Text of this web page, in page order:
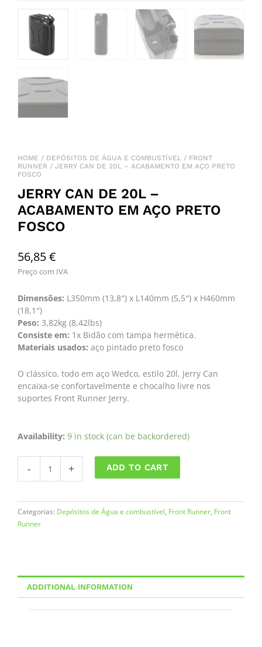
HOME / DEPÓSITOS DE ÁGUA E COMBUSTÍVEL / FRONT
RUNNER / JERRY CAN DE 20L – ACABAMENTO EM AÇO PRETO
FOSCO
JERRY CAN DE 20L –
ACABAMENTO EM AÇO PRETO
FOSCO
56,85€
Preço com IVA
Dimensões: L350mm (13,8″) x L140mm (5,5″) x H460mm
(18,1″)
Peso: 3,82kg (8,42lbs)
Consiste em: 1x Bidão com tampa hermética.
Materiais usados: aço pintado preto fosco
O clássico, todo em aço Wedco, estilo 20l, Jerry Can
encaixa-se confortavelmente e chocalho livre nos
suportes Front Runner Jerry.
Availability: 9 in stock (can be backordered)
-
Jerry
de
20L
–
em
Aço
+ ADD TO CART
Categorias: Depósitos de Água e combustível, Front Runner, Front
Runner
ADDITIONAL INFORMATION